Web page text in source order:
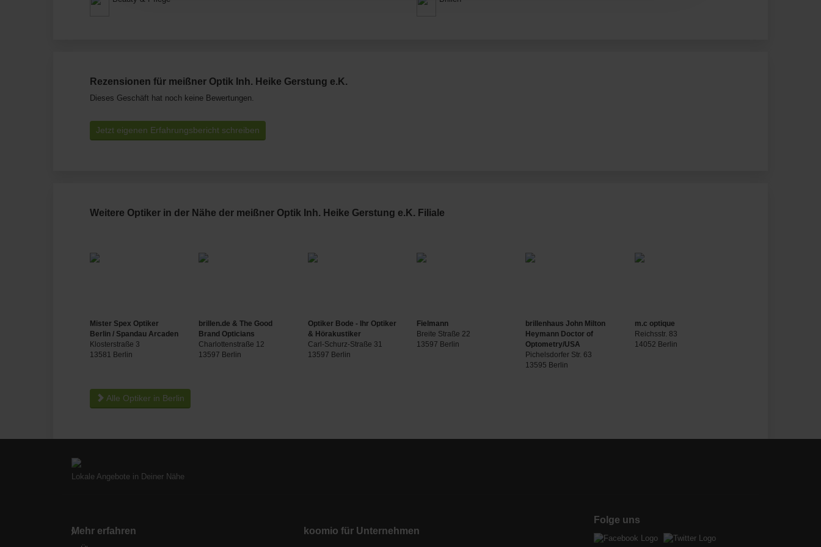
Rezensionen für meißner Optik Inh. Heike Gerstung e.K.
Dieses Geschäft hat noch keine Bewertungen.
Jetzt eigenen Erfahrungsbericht schreiben
Weitere Optiker in der Nähe der meißner Optik Inh. Heike Gerstung e.K. Filiale
Mister Spex Optiker
Berlin / Spandau Arcaden
Klosterstraße 3
13581 Berlin
brillen.de & The Good
Brand Opticians
Charlottenstraße 12
13597 Berlin
Optiker Bode - Ihr Optiker
& Hörakustiker
Carl-Schurz-Straße 31
13597 Berlin
Fielmann
Breite Straße 22
13597 Berlin
brillenhaus John Milton
Heymann Doctor of
Optometry/USA
Pichelsdorfer Str. 63
13595 Berlin
m.c optique
Reichsstr. 83
14052 Berlin
Alle Optiker in Berlin
Lokale Angebote in Deiner Nähe
Mehr erfahren koomio für Unternehmen
Folge uns